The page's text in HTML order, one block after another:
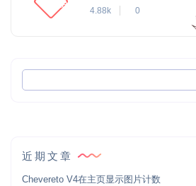
4.88k
0
近期文章
Chevereto V4在主页显示图片计数